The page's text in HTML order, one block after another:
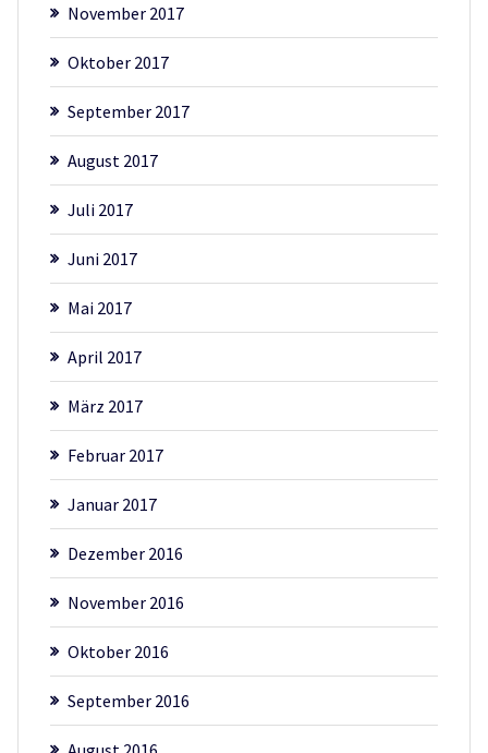
November 2017
Oktober 2017
September 2017
August 2017
Juli 2017
Juni 2017
Mai 2017
April 2017
März 2017
Februar 2017
Januar 2017
Dezember 2016
November 2016
Oktober 2016
September 2016